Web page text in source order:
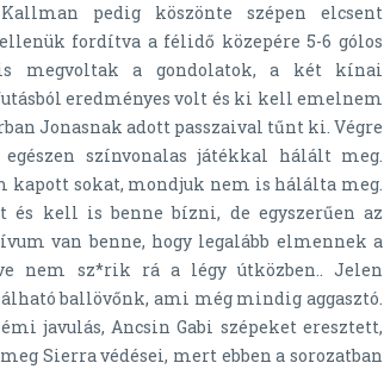
pedig köszönte szépen elcsent
fordítva a félidő közepére 5-6 gólos
is megvoltak a gondolatok, a két kínai
eredményes volt és ki kell emelnem
Jonasnak adott passzaival tűnt ki. Végre
színvonalas játékkal hálált meg.
kapott sokat, mondjuk nem is hálálta meg.
és kell is benne bízni, de egyszerűen az
van benne, hogy legalább elmennek a
nem sz*rik rá a légy útközben.. Jelen
ballövőnk, ami még mindig aggasztó.
javulás, Ancsin Gabi szépeket eresztett,
Sierra védései, mert ebben a sorozatban